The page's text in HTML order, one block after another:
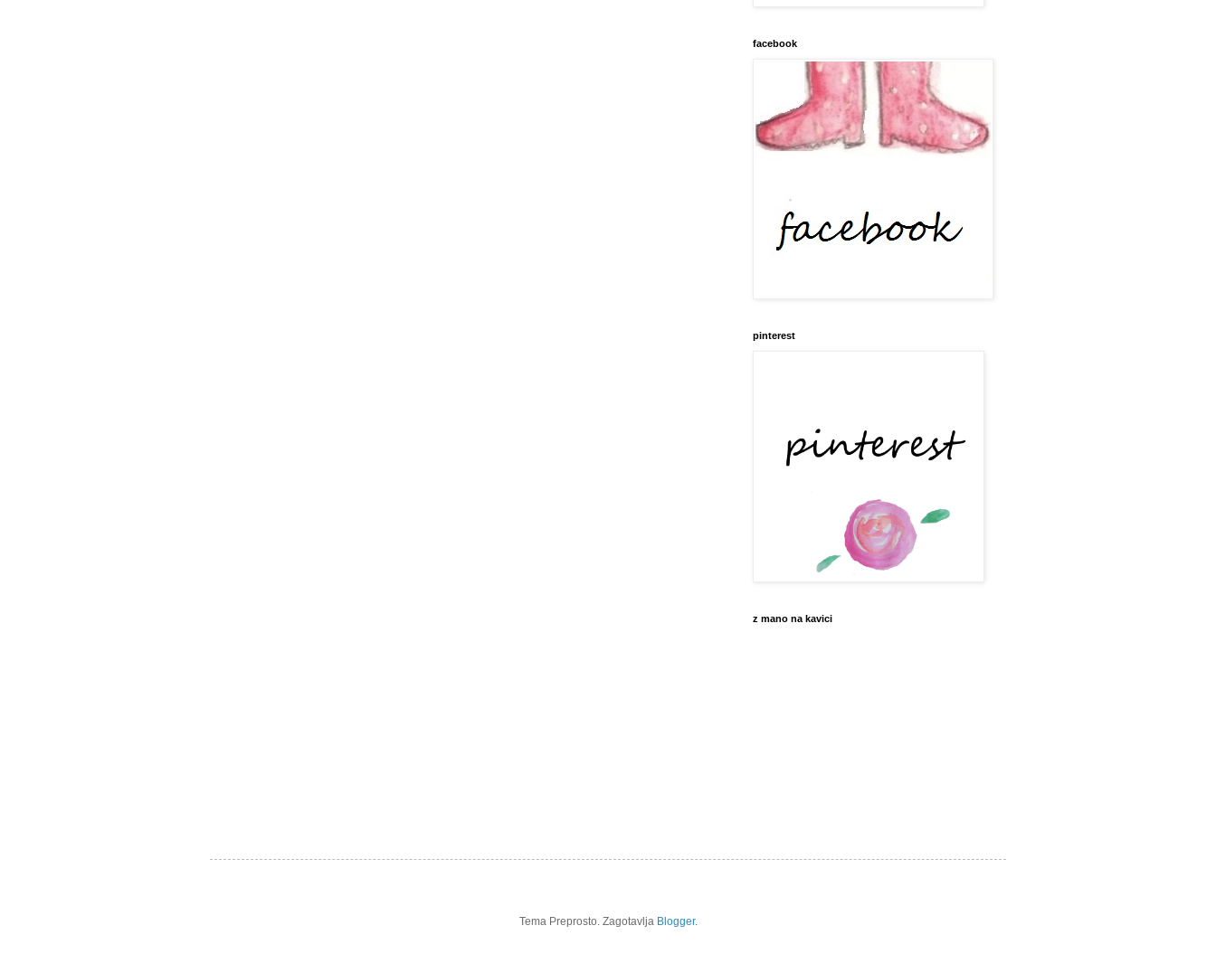
facebook
pinterest
z mano na kavici
Tema Preprosto. Zagotavlja Blogger.